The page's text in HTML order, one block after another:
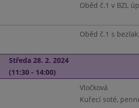
Oběd č.1 v BZL
Oběd č.1 s
Středa 28. 2. 2024
(11:30 - 14:00)
Vločková
Kuřecí soté,